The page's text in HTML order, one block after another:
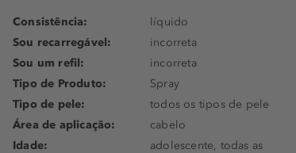
Consistência:
líquido
Sou recarregável:
incorreta
Sou um refil:
incorreta
Tipo de Produto:
Spray
Tipo de pele:
todos os tipos de pele
Área de aplicação:
cabelo
Idade:
adolescente, todas as